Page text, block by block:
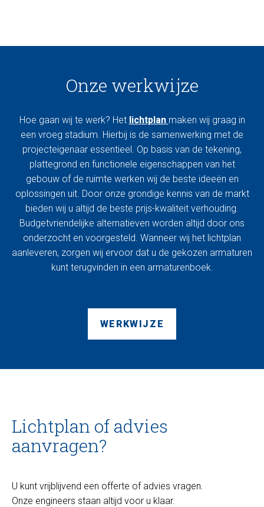
Onze werkwijze
Hoe gaan wij te werk? Het lichtplan maken wij graag in
een vroeg stadium. Hierbij is de samenwerking met de
projecteigenaar essentieel. Op basis van de tekening,
plattegrond en functionele eigenschappen van het
gebouw of de ruimte werken wij de beste ideeën en
oplossingen uit. Door onze grondige kennis van de markt
bieden wij u altijd de beste prijs-kwaliteit verhouding.
Budgetvriendelijke alternatieven worden altijd door ons
onderzocht en voorgesteld. Wanneer wij het lichtplan
aanleveren, zorgen wij ervoor dat u de gekozen armaturen
kunt terugvinden in een armaturenboek.
WERKWIJZE
Lichtplan of advies
aanvragen?
U kunt vrijblijvend een offerte of advies vragen.
Onze engineers staan altijd voor u klaar.